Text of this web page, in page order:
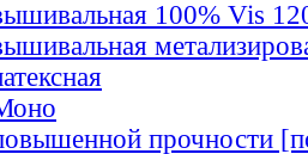
100% Vis
прочности